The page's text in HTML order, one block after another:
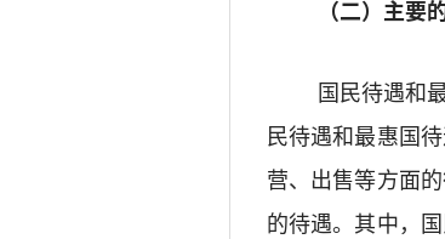
（二）主要
国民待遇和
民待遇和最惠国
营、出售等方面
的待遇。 其中，